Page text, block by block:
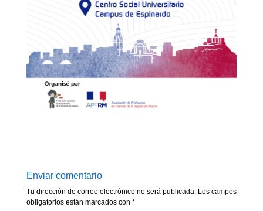
Enviar comentario
Tu dirección de correo electrónico no será publicada. Los campos
obligatorios están marcados con *